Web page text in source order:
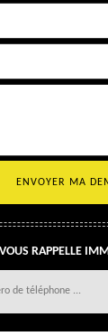
RAPPELLE